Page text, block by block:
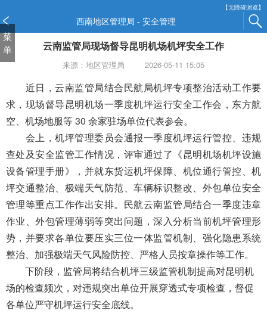
【无障碍浏览】
西南地区管理局 - 安全管理
菜
单
云南监管局现场督导昆明机场机坪安全工作
来源：地区管理局 2026-05-11 15:05
近日，云南监管局结合民航局机坪专项整治活动工作要
求，现场督导昆明机场一季度机坪运行安全工作会，东方航
空、机场地服等 30 余家驻场单位代表参会。
会上，机坪管理委员会通报一季度机坪运行管控、违规
查处及安全监管工作情况，评审通过了《昆明机场机坪设施
设备管理手册》，并就东货运机坪保障、机位通行管控、机
坪交通整治、极端天气防范、车辆标识整改、外包单位安全
管理等重点工作作出安排。民航云南监管局结合一季度违章
作业、外包管理薄弱等突出问题，深入分析当前机坪管理形
势，并要求各单位要压实三位一体监管机制、强化隐患系统
整治、加强极端天气风险防控、严格人员按章操作等工作。
下阶段，监管局将结合机坪三级监管机制提高对昆明机
场的检查频次，对违规突出单位开展穿透式专项检查，督促
各单位严守机坪运行安全底线。
窗
口
打
说
明
面,
Alt
加
波
浪
键
打
开
盲
模
式